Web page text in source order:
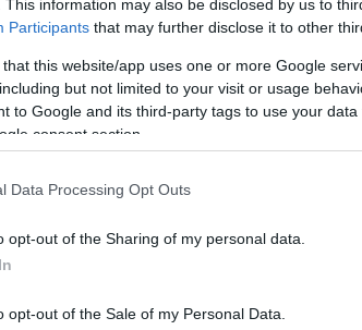
This information may also be disclosed by us to
Participants that may further disclose it to other
that this website/app uses one or more Google
but not limited to your visit or usage
to Google and its third-party tags to use your
consent section.
Data Processing Opt Outs
opt-out of the Sharing of my personal data.
opt-out of the Sale of my Personal Data.
kWh/100χλμ.
του αμαξώματος ώστε να
όπως, η αγροτική παραγωγή, οι κατασκευές
εμπρόσθιο μονό τροχό – προσφέρει
περισσότερα 4τροχα δεν έχουν, όπως για
ή των παραδοσιακών οικισμών.
Δραστηριοτήτων της Shandong Wuzheng